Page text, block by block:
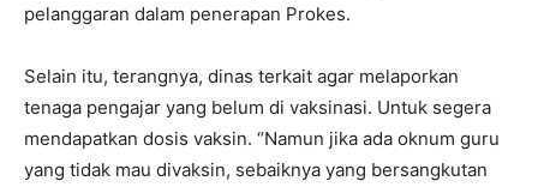
pelanggaran dalam penerapan Prokes.
Selain itu, terangnya, dinas terkait agar melaporkan
tenaga pengajar yang belum di vaksinasi. Untuk segera
mendapatkan dosis vaksin. “Namun jika ada oknum guru
yang tidak mau divaksin, sebaiknya yang bersangkutan